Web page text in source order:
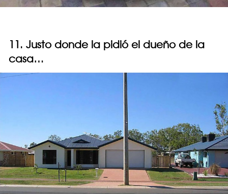
11. Justo donde la pidió el dueño de la
casa…